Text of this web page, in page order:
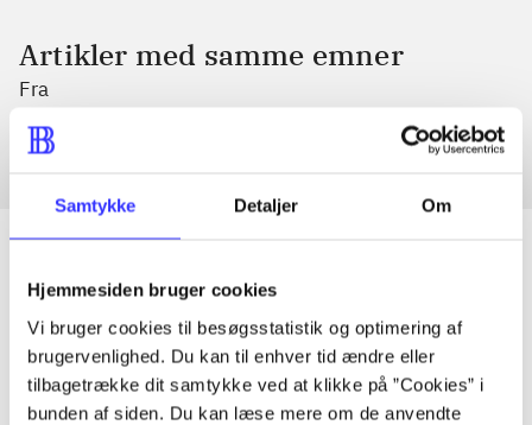
Samtykke Detaljer Om
Hjemmesiden bruger cookies
Vi bruger cookies til besøgsstatistik og optimering af
brugervenlighed. Du kan til enhver tid ændre eller
tilbagetrække dit samtykke ved at klikke på ”Cookies” i
bunden af siden. Du kan læse mere om de anvendte
Artikler med samme emner
Fra
Artikler
Alle registrerede artikler fordelt på udgivelser